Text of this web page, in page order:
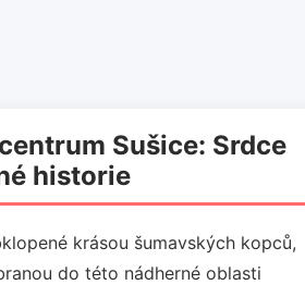
Sušice: Srdce
historie
krásou šumavských kopců,
do této nádherné oblasti